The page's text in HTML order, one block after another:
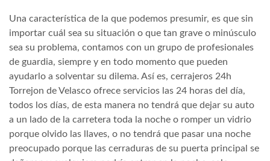
Una característica de la que podemos presumir, es que sin
importar cuál sea su situación o que tan grave o minúsculo
sea su problema, contamos con un grupo de profesionales
de guardia, siempre y en todo momento que pueden
ayudarlo a solventar su dilema. Así es, cerrajeros 24h
Torrejon de Velasco ofrece servicios las 24 horas del día,
todos los días, de esta manera no tendrá que dejar su auto
a un lado de la carretera toda la noche o romper un vidrio
porque olvido las llaves, o no tendrá que pasar una noche
preocupado porque las cerraduras de su puerta principal se